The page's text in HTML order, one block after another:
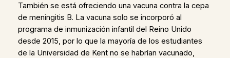
También se está ofreciendo una vacuna contra la cepa
de meningitis B. La vacuna solo se incorporó al
programa de inmunización infantil del Reino Unido
desde 2015, por lo que la mayoría de los estudiantes
de la Universidad de Kent no se habrían vacunado,